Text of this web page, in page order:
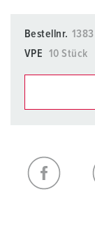
Bestellnr. 1383
VPE
10 Stück
Meine Liste